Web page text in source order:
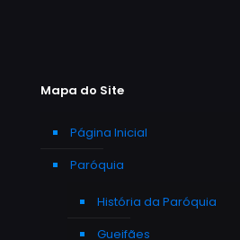
Mapa do Site
Página Inicial
Paróquia
História da Paróquia
Gueifães